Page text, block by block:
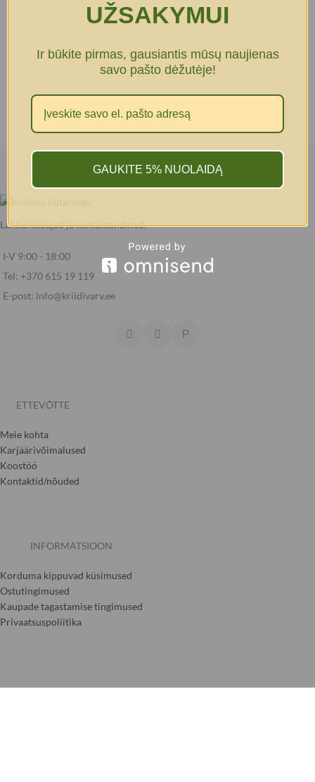
Lahtiolekuajad ja kontaktandmed:
I-V 9:00 - 18:00
Tel: +370 615 19 119
E-post: info@kriidivarv.ee
ETTEVÕTTE
Meie kohta
Karjäärivõimalused
Koostöö
Kontaktid/nõuded
INFORMATSIOON
Korduma kippuvad küsimused
Ostutingimused
Kaupade tagastamise tingimused
Privaatsuspoliitika
UŽSAKYMUI
Ir būkite pirmas, gausiantis mūsų naujienas
savo pašto dėžutėje!
GAUKITE 5% NUOLAIDĄ